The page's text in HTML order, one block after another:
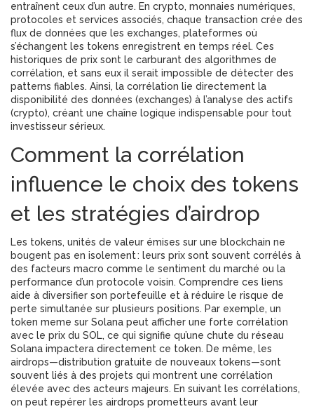
entraînent ceux d’un autre. En crypto, monnaies numériques,
protocoles et services associés, chaque transaction crée des
flux de données que les exchanges, plateformes où
s’échangent les tokens enregistrent en temps réel. Ces
historiques de prix sont le carburant des algorithmes de
corrélation, et sans eux il serait impossible de détecter des
patterns fiables. Ainsi, la corrélation lie directement la
disponibilité des données (exchanges) à l’analyse des actifs
(crypto), créant une chaîne logique indispensable pour tout
investisseur sérieux.
Comment la corrélation
influence le choix des tokens
et les stratégies d’airdrop
Les tokens, unités de valeur émises sur une blockchain ne
bougent pas en isolement : leurs prix sont souvent corrélés à
des facteurs macro comme le sentiment du marché ou la
performance d’un protocole voisin. Comprendre ces liens
aide à diversifier son portefeuille et à réduire le risque de
perte simultanée sur plusieurs positions. Par exemple, un
token meme sur Solana peut afficher une forte corrélation
avec le prix du SOL, ce qui signifie qu’une chute du réseau
Solana impactera directement ce token. De même, les
airdrops—distribution gratuite de nouveaux tokens—sont
souvent liés à des projets qui montrent une corrélation
élevée avec des acteurs majeurs. En suivant les corrélations,
on peut repérer les airdrops prometteurs avant leur